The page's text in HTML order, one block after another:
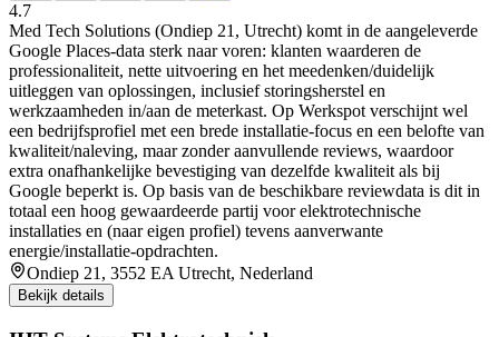
4.7
Med Tech Solutions (Ondiep 21, Utrecht) komt in de aangeleverde
Google Places-data sterk naar voren: klanten waarderen de
professionaliteit, nette uitvoering en het meedenken/duidelijk
uitleggen van oplossingen, inclusief storingsherstel en
werkzaamheden in/aan de meterkast. Op Werkspot verschijnt wel
een bedrijfsprofiel met een brede installatie-focus en een belofte van
kwaliteit/naleving, maar zonder aanvullende reviews, waardoor
extra onafhankelijke bevestiging van dezelfde kwaliteit als bij
Google beperkt is. Op basis van de beschikbare reviewdata is dit in
totaal een hoog gewaardeerde partij voor elektrotechnische
installaties en (naar eigen profiel) tevens aanverwante
energie/installatie-opdrachten.
Ondiep 21, 3552 EA Utrecht, Nederland
Bekijk details